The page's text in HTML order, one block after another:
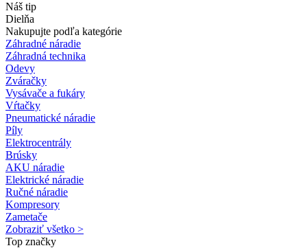
Náš tip
Dielňa
Nakupujte podľa kategórie
Záhradné náradie
Záhradná technika
Odevy
Zváračky
Vysávače a fukáry
Vŕtačky
Pneumatické náradie
Píly
Elektrocentrály
Brúsky
AKU náradie
Elektrické náradie
Ručné náradie
Kompresory
Zametače
Zobraziť všetko >
Top značky